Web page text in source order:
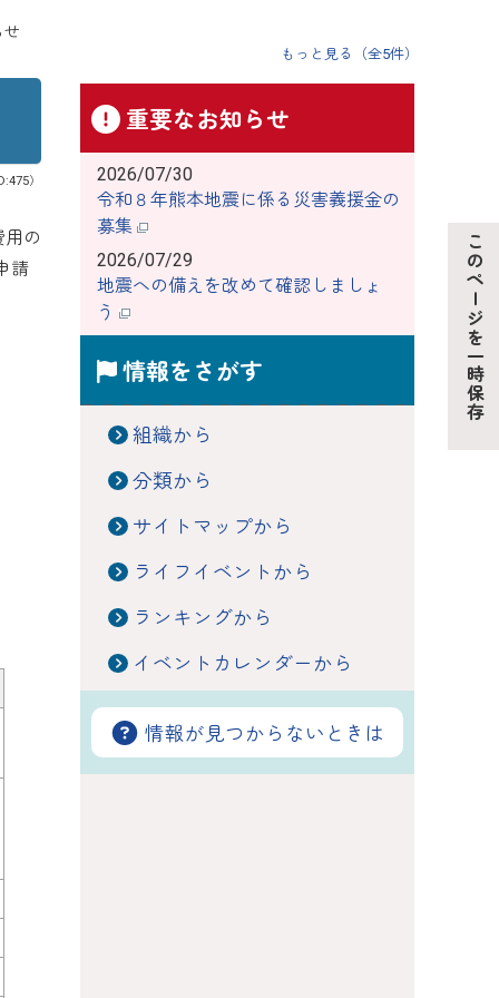
せ
もっと見る（全5件）
）
の
請
重要なお知らせ
2026/07/30
令和８年熊本地震に係る災害義援金の
募集
2026/07/29
地震への備えを改めて確認しましょ
う
情報をさがす
組織から
分類から
サイトマップから
ライフイベントから
ランキングから
イベントカレンダーから
情報が見つからないときは
このページを一時保存